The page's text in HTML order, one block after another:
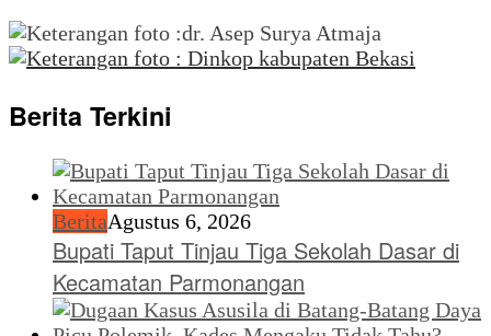
Berita Terkini
BeritaAgustus 6, 2026
Bupati Taput Tinjau Tiga Sekolah Dasar di
Kecamatan Parmonangan